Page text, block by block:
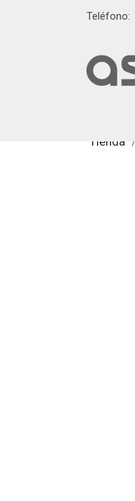
Teléfono:
Tienda